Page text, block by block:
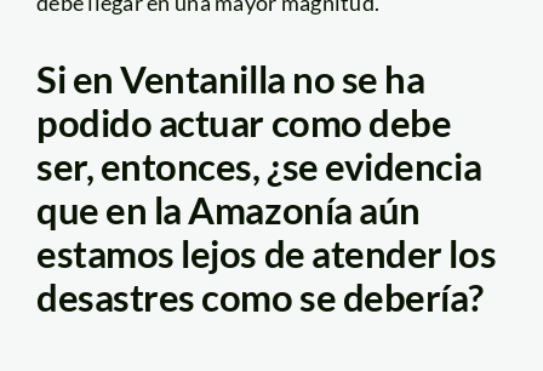
Si en Ventanilla no se ha
podido actuar como debe
ser, entonces, ¿se evidencia
que en la Amazonía aún
estamos lejos de atender los
desastres como se debería?